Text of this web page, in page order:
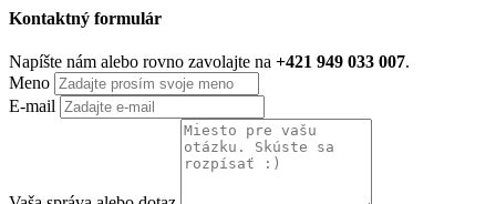
Kontaktný formulár
Napíšte nám alebo rovno zavolajte na +421 949 033 007.
Meno
E-mail